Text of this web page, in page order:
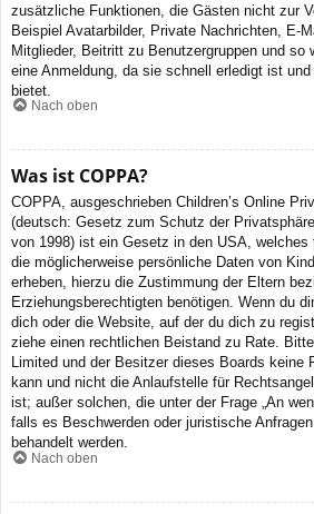
zusätzliche Funktionen, die Gästen nicht zur
Beispiel Avatarbilder, Private Nachrichten, E-
Mitglieder, Beitritt zu Benutzergruppen und so
eine Anmeldung, da sie schnell erledigt ist
bietet.
Nach oben
Was ist COPPA?
COPPA, ausgeschrieben Children’s Online
(deutsch: Gesetz zum Schutz der
von 1998) ist ein Gesetz in den USA,
die möglicherweise persönliche Daten von
erheben, hierzu die Zustimmung der Eltern
Erziehungsberechtigten benötigen. Wenn du
dich oder die Website, auf der du dich zu
ziehe einen rechtlichen Beistand zu Rate.
Limited und der Besitzer dieses Boards keine
kann und nicht die Anlaufstelle für
ist; außer solchen, die unter der Frage „An
falls es Beschwerden oder juristische
behandelt werden.
Nach oben